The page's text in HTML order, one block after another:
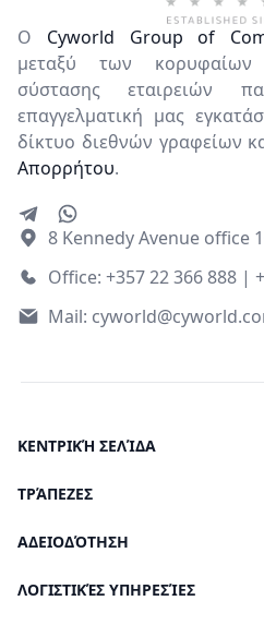
ΚΕΝΤΡΙΚΉ ΣΕΛΊΔΑ
ΤΡΆΠΕΖΕΣ
ΑΔΕΙΟΔΌΤΗΣΗ
ΛΟΓΙΣΤΙΚΈΣ ΥΠΗΡΕΣΊΕΣ
Ο Cyworld Group of
μεταξύ των
σύστασης εταιρειών
επαγγελματική μας
δίκτυο διεθνών γραφείων
Απορρήτου.
8 Kennedy Avenue office
Office: +357 22 366 888 |
Mail: